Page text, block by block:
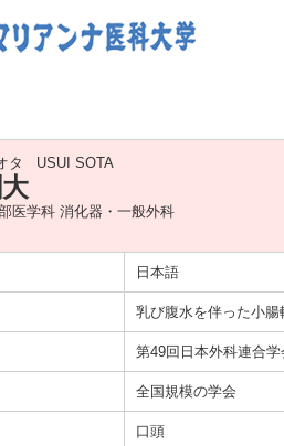
タ USUI SOTA
医学科 消化器・一般外科
日本語
乳び腹水を伴った小
第49回日本外科連合
全国規模の学会
口頭